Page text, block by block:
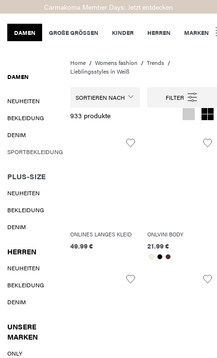
Carmakoma Member Days: Jetzt entdecken
DAMEN GROßE GRÖSSEN KINDER HERREN MARKEN
DAMEN
NEUHEITEN
BEKLEIDUNG
DENIM
SPORTBEKLEIDUNG
PLUS-SIZE
NEUHEITEN
BEKLEIDUNG
DENIM
HERREN
NEUHEITEN
BEKLEIDUNG
DENIM
UNSERE
MARKEN
ONLY
Home Womens fashion
Trends
Lieblingsstyles in Weiß
SORTIEREN NACH
933 produkte
ONLINES LANGES KLEID
49.99 €
ONLVINI BODY
21.99 €